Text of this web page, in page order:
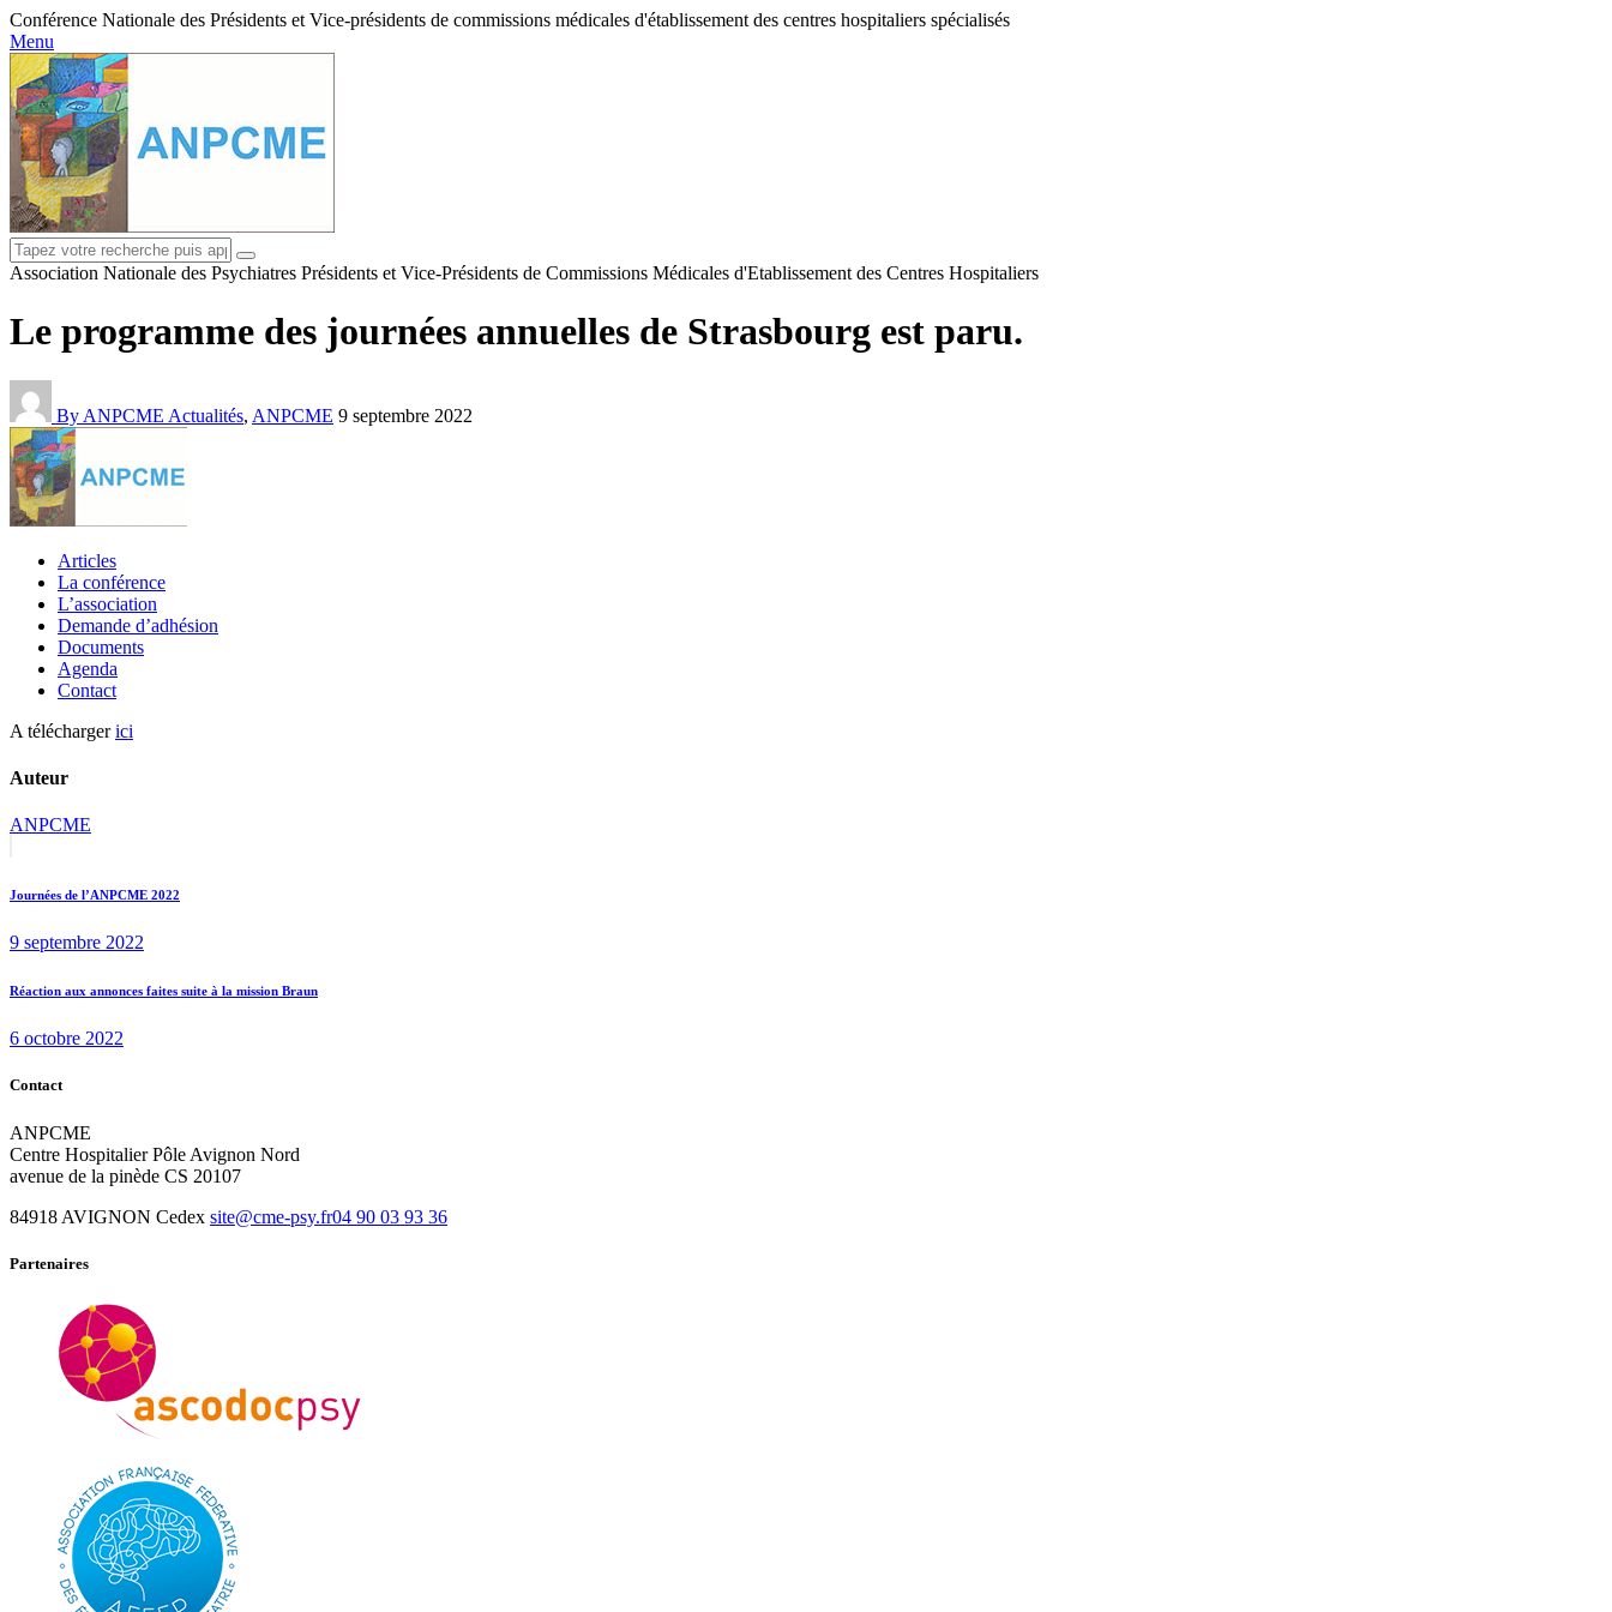
Conférence Nationale des Présidents et Vice-présidents de commissions médicales d'établissement des centres hospitaliers spécialisés
Menu
Association Nationale des Psychiatres Présidents et Vice-Présidents de Commissions Médicales d'Etablissement des Centres Hospitaliers
Le programme des journées annuelles de Strasbourg est paru.
By ANPCME Actualités, ANPCME 9 septembre 2022
Articles
La conférence
L’association
Demande d’adhésion
Documents
Agenda
Contact
A téléchargerici
Auteur
ANPCME
de
Journées de l’ANPCME 2022
9 septembre 2022
Next
Réaction aux annonces faites suite à la mission Braun
6 octobre 2022
Contact
ANPCME
Centre Hospitalier Pôle Avignon Nord
avenue de la pinède CS 20107
84918 AVIGNON Cedex site@cme-psy.fr04 90 03 93 36
Partenaires